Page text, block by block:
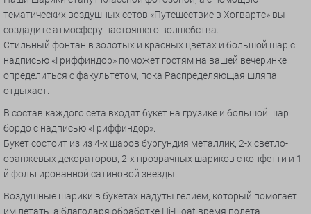
тематических воздушных сетов «Путешествие в Хогвартс» вы
создадите атмосферу настоящего волшебства.
Стильный фонтан в золотых и красных цветах и большой шар с
надписью «Гриффиндор» поможет гостям на вашей вечеринке
определиться с факультетом, пока Распределяющая шляпа
отдыхает.
В состав каждого сета входят букет на грузике и большой шар
бордо с надписью «Гриффиндор».
Букет состоит из из 4-х шаров бургундия металлик, 2-х светло-
оранжевых декораторов, 2-х прозрачных шариков с конфетти и 1-
й фольгированной сатиновой звезды.
Воздушные шарики в букетах надуты гелием, который помогает
им летать, а благодаря обработке Hi-Float время полета